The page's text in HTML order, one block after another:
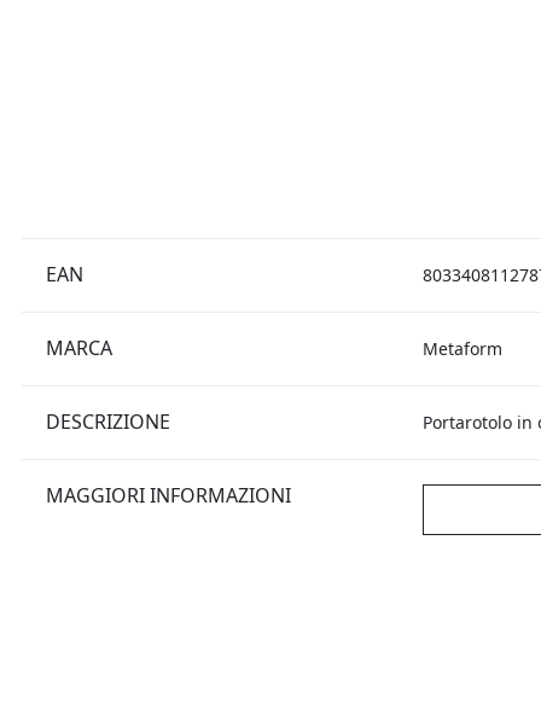
EAN
MARCA Metaform
DESCRIZIONE Portarotolo in
MAGGIORI INFORMAZIONI